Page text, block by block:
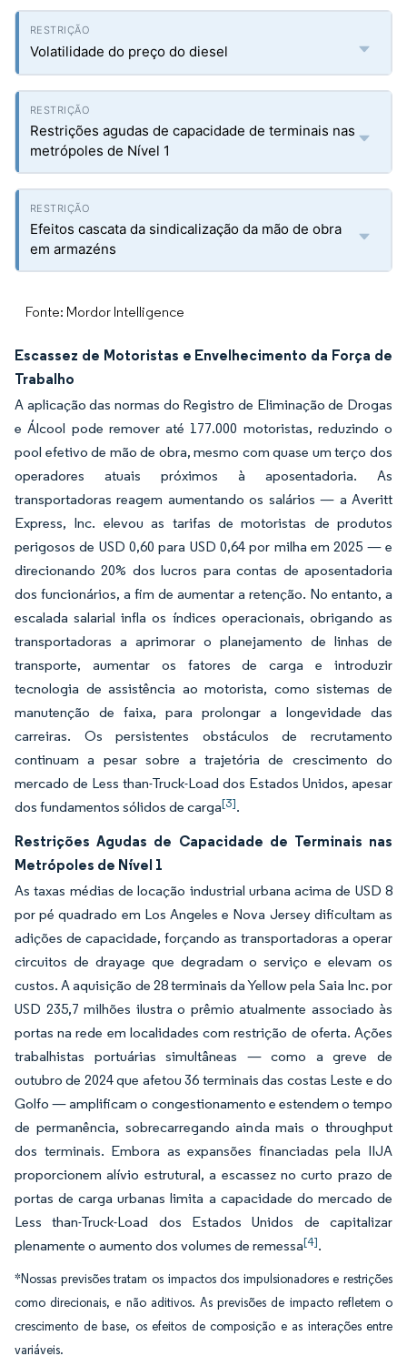
Volatilidade do preço do diesel
Restrições agudas de capacidade de terminais nas
metrópoles de Nível 1
Efeitos cascata da sindicalização da mão de obra
em armazéns
Fonte: Mordor Intelligence
Escassez de Motoristas e Envelhecimento da Força de
Trabalho
A aplicação das normas do Registro de Eliminação de Drogas
e Álcool pode remover até 177.000 motoristas, reduzindo o
pool efetivo de mão de obra, mesmo com quase um terço dos
operadores atuais próximos à aposentadoria. As
transportadoras reagem aumentando os salários — a Averitt
Express, Inc. elevou as tarifas de motoristas de produtos
perigosos de USD 0,60 para USD 0,64 por milha em 2025 — e
direcionando 20% dos lucros para contas de aposentadoria
dos funcionários, a fim de aumentar a retenção. No entanto, a
escalada salarial infla os índices operacionais, obrigando as
transportadoras a aprimorar o planejamento de linhas de
transporte, aumentar os fatores de carga e introduzir
tecnologia de assistência ao motorista, como sistemas de
manutenção de faixa, para prolongar a longevidade das
carreiras. Os persistentes obstáculos de recrutamento
continuam a pesar sobre a trajetória de crescimento do
mercado de Less than-Truck-Load dos Estados Unidos, apesar
dos fundamentos sólidos de carga[3].
Restrições Agudas de Capacidade de Terminais nas
Metrópoles de Nível 1
As taxas médias de locação industrial urbana acima de USD 8
por pé quadrado em Los Angeles e Nova Jersey dificultam as
adições de capacidade, forçando as transportadoras a operar
circuitos de drayage que degradam o serviço e elevam os
custos. A aquisição de 28 terminais da Yellow pela Saia Inc. por
USD 235,7 milhões ilustra o prêmio atualmente associado às
portas na rede em localidades com restrição de oferta. Ações
trabalhistas portuárias simultâneas — como a greve de
outubro de 2024 que afetou 36 terminais das costas Leste e do
Golfo — amplificam o congestionamento e estendem o tempo
de permanência, sobrecarregando ainda mais o throughput
dos terminais. Embora as expansões financiadas pela IIJA
proporcionem alívio estrutural, a escassez no curto prazo de
portas de carga urbanas limita a capacidade do mercado de
Less than-Truck-Load dos Estados Unidos de capitalizar
plenamente o aumento dos volumes de remessa[4].
*Nossas previsões tratam os impactos dos impulsionadores e restrições
como direcionais, e não aditivos. As previsões de impacto refletem o
crescimento de base, os efeitos de composição e as interações entre
variáveis.